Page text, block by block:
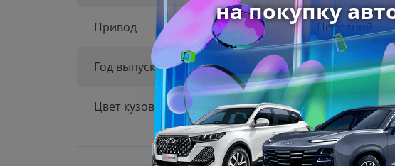
Привод Передний
Год выпуска 2025 г
Цвет кузова Черный